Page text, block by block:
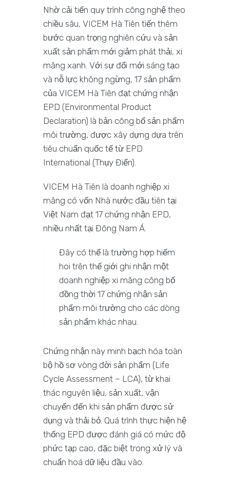
Nhờ cải tiến quy trình công nghệ theo
chiều sâu, VICEM Hà Tiên tiến thêm
bước quan trọng nghiên cứu và sản
xuất sản phẩm mới giảm phát thải, xi
măng xanh. Với sự đổi mới sáng tạo
và nỗ lực không ngừng, 17 sản phẩm
của VICEM Hà Tiên đạt chứng nhận
EPD (Environmental Product
Declaration) là bản công bố sản phẩm
môi trường, được xây dựng dựa trên
tiêu chuẩn quốc tế từ EPD
International (Thụy Điển).
VICEM Hà Tiên là doanh nghiệp xi
măng có vốn Nhà nước đầu tiên tại
Việt Nam đạt 17 chứng nhận EPD,
nhiều nhất tại Đông Nam Á.
Đây có thể là trường hợp hiếm
hoi trên thế giới ghi nhận một
doanh nghiệp xi măng công bố
đồng thời 17 chứng nhận sản
phẩm môi trường cho các dòng
sản phẩm khác nhau.
Chứng nhận này minh bạch hóa toàn
bộ hồ sơ vòng đời sản phẩm (Life
Cycle Assessment – LCA), từ khai
thác nguyên liệu, sản xuất, vận
chuyển đến khi sản phẩm được sử
dụng và thải bỏ. Quá trình thực hiện hệ
thống EPD được đánh giá có mức độ
phức tạp cao, đặc biệt trong xử lý và
chuẩn hoá dữ liệu đầu vào.